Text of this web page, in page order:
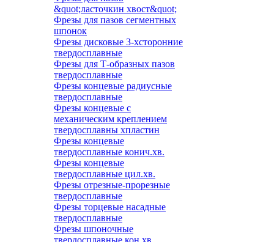
&quot;ласточкин хвост&quot;
Фрезы для пазов сегментных
шпонок
Фрезы дисковые 3-хсторонние
твердосплавные
Фрезы для Т-образных пазов
твердосплавные
Фрезы концевые радиусные
твердосплавные
Фрезы концевые с
механическим креплением
твердосплавны хпластин
Фрезы концевые
твердосплавные конич.хв.
Фрезы концевые
твердосплавные цил.хв.
Фрезы отрезные-прорезные
твердосплавные
Фрезы торцевые насадные
твердосплавные
Фрезы шпоночные
твердосплавные кон.хв.